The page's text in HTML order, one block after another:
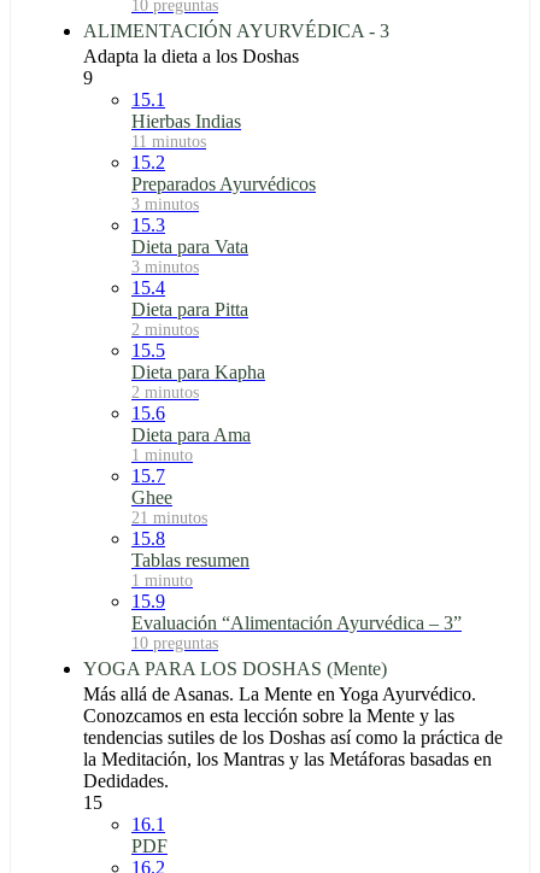
10 preguntas
ALIMENTACIÓN AYURVÉDICA - 3
Adapta la dieta a los Doshas
9
15.1
Hierbas Indias
11 minutos
15.2
Preparados Ayurvédicos
3 minutos
15.3
Dieta para Vata
3 minutos
15.4
Dieta para Pitta
2 minutos
15.5
Dieta para Kapha
2 minutos
15.6
Dieta para Ama
1 minuto
15.7
Ghee
21 minutos
15.8
Tablas resumen
1 minuto
15.9
Evaluación “Alimentación Ayurvédica – 3”
10 preguntas
YOGA PARA LOS DOSHAS (Mente)
Más allá de Asanas. La Mente en Yoga Ayurvédico.
Conozcamos en esta lección sobre la Mente y las
tendencias sutiles de los Doshas así como la práctica de
la Meditación, los Mantras y las Metáforas basadas en
Dedidades.
15
16.1
PDF
16.2